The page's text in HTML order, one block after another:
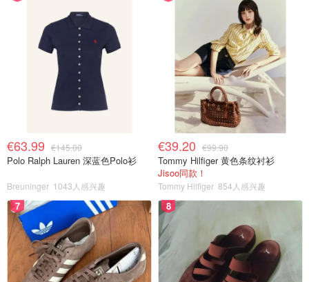
€63.99 €145.00
Polo Ralph Lauren 深蓝色Polo衫
Breuninger 1043人感兴趣
€39.20 €99.90
Tommy Hilfiger 黄色条纹衬衫
Jisoo同款！
Tommy Hilfiger 854人感兴趣
7 8